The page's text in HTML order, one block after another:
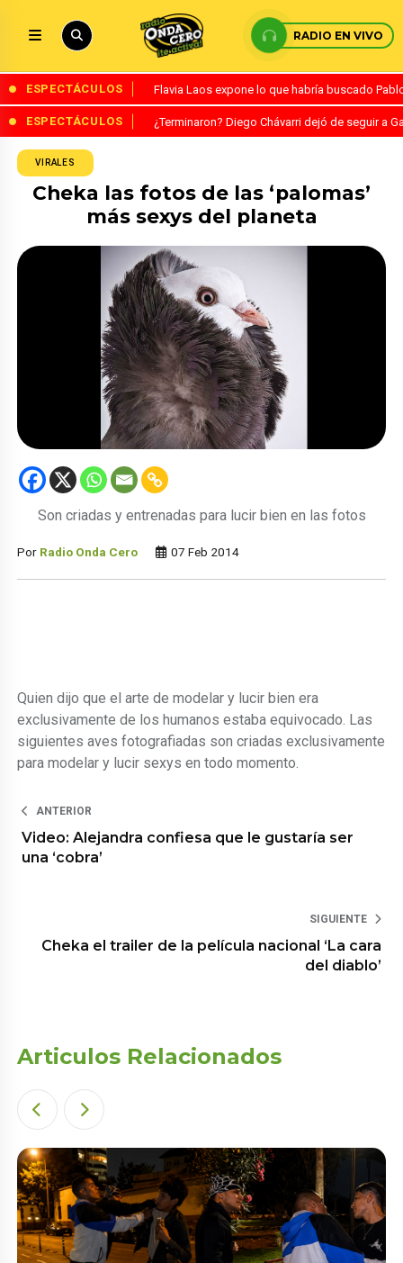
RADIO EN VIVO
ESPECTÁCULOS Flavia Laos expone lo que habría buscado
ESPECTÁCULOS ¿Terminaron? Diego Chávarri dejó de seguir a
VIRALES
Cheka las fotos de las ‘palomas’
más sexys del planeta
Son criadas y entrenadas para lucir bien en las fotos
Por Radio Onda Cero 07 Feb 2014
Quien dijo que el arte de modelar y lucir bien era
exclusivamente de los humanos estaba equivocado. Las
siguientes aves fotografiadas son criadas exclusivamente
para modelar y lucir sexys en todo momento.
ANTERIOR
Video: Alejandra confiesa que le gustaría ser
una ‘cobra’
SIGUIENTE
Cheka el trailer de la película nacional ‘La cara
del diablo’
Articulos Relacionados